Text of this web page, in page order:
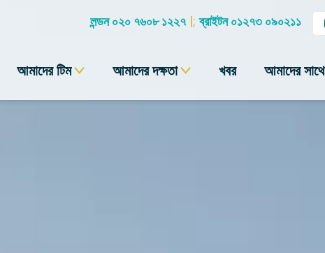
লন্ডন ০২০ ৭৬০৮ ১২২৭|;ব্রাইটন ০১২৭৩ ০৯০২১১
আমাদের টিম আমাদের দক্ষতা খবর আমাদের